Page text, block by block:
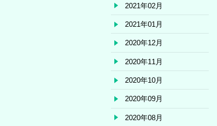
2021年02月
2021年01月
2020年12月
2020年11月
2020年10月
2020年09月
2020年08月